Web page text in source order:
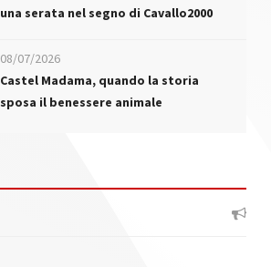
una serata nel segno di Cavallo2000
08/07/2026
Castel Madama, quando la storia
sposa il benessere animale